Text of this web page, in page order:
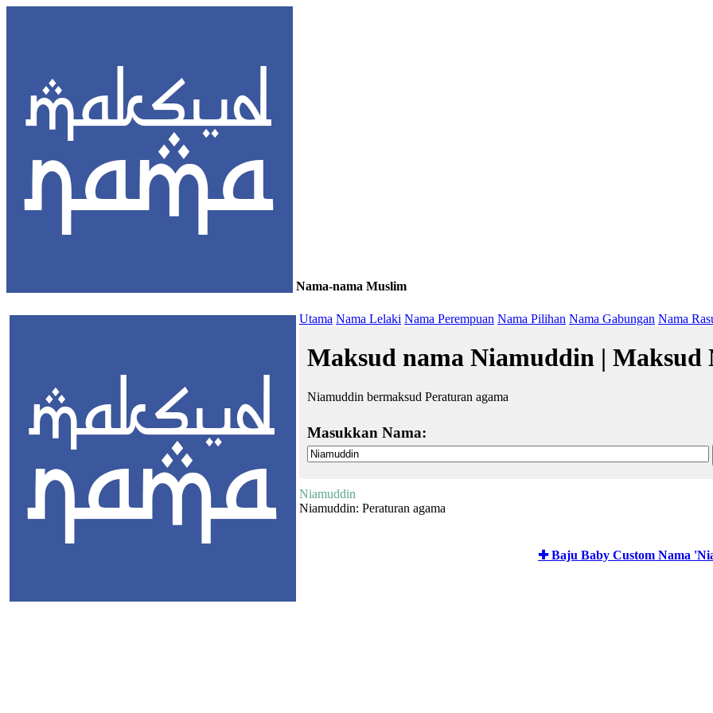
Nama-nama Muslim
Utama Nama Lelaki Nama Perempuan Nama Pilihan Nama Gabungan Nama
Maksud nama Niamuddin | Maksud
Niamuddin bermaksud Peraturan agama
Masukkan Nama:
Niamuddin
Niamuddin: Peraturan agama
✚ Baju Baby Custom Nama